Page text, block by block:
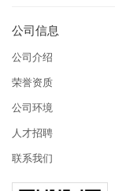
公司信息
公司介绍
荣誉资质
公司环境
人才招聘
联系我们